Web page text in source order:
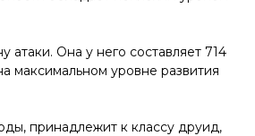
атаки. Она у него составляет 714
максимальном уровне развития
принадлежит к классу друид,